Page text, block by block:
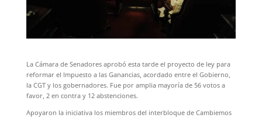
La Cámara de Senadores aprobó esta tarde el proyecto de ley para
reformar el Impuesto a las Ganancias, acordado entre el Gobierno,
la CGT y los gobernadores. Fue por amplia mayoría de 56 votos a
favor, 2 en contra y 12 abstenciones.
Apoyaron la iniciativa los miembros del interbloque de Cambiemos